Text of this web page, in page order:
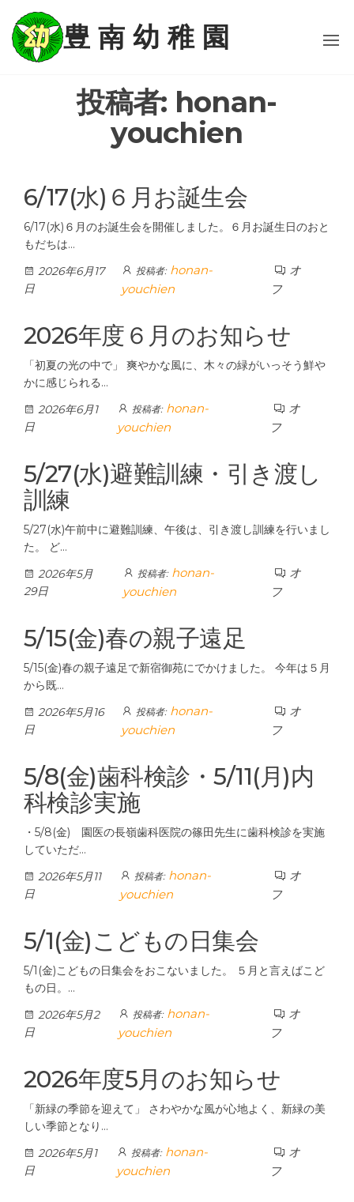
豊 南 幼 稚 園
投稿者: honan-
youchien
6/17(水)６月お誕生会
6/17(水)６月のお誕生会を開催しました。６月お誕生日のおと
もだちは…
2026年6月17
日
投稿者: honan-
youchien
オ
フ
2026年度６月のお知らせ
「初夏の光の中で」 爽やかな風に、木々の緑がいっそう鮮や
かに感じられる…
2026年6月1
日
投稿者: honan-
youchien
オ
フ
5/27(水)避難訓練・引き渡し
訓練
5/27(水)午前中に避難訓練、午後は、引き渡し訓練を行いまし
た。 ど…
2026年5月
29日
投稿者: honan-
youchien
オ
フ
5/15(金)春の親子遠足
5/15(金)春の親子遠足で新宿御苑にでかけました。 今年は５月
から既…
2026年5月16
日
投稿者: honan-
youchien
オ
フ
5/8(金)歯科検診・5/11(月)内
科検診実施
・5/8(金) 園医の長嶺歯科医院の篠田先生に歯科検診を実施
していただ…
2026年5月11
日
投稿者: honan-
youchien
オ
フ
5/1(金)こどもの日集会
5/1(金)こどもの日集会をおこないました。 ５月と言えばこど
もの日。…
2026年5月2
日
投稿者: honan-
youchien
オ
フ
2026年度5月のお知らせ
「新緑の季節を迎えて」 さわやかな風が心地よく、新緑の美
しい季節となり…
2026年5月1
日
投稿者: honan-
youchien
オ
フ